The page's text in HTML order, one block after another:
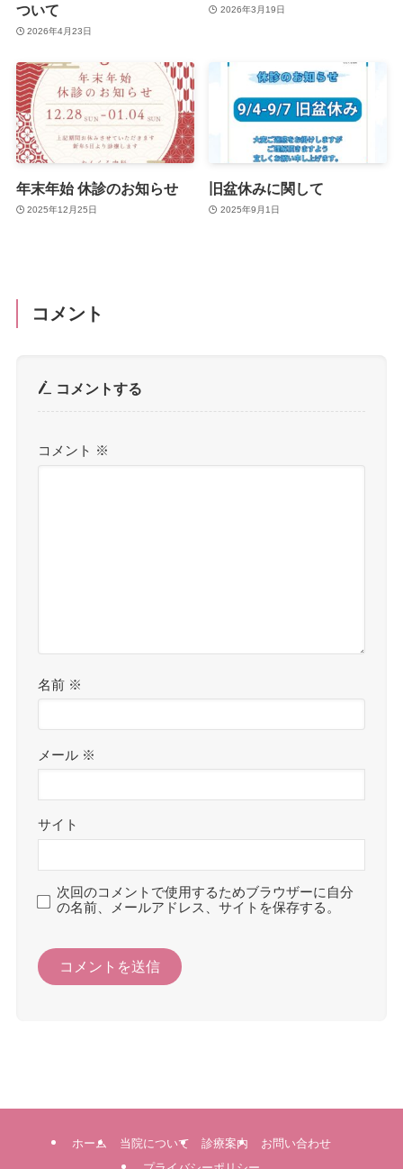
ついて
2026年4月23日
2026年3月19日
年末年始 休診のお知らせ
2025年12月25日
旧盆休みに関して
2025年9月1日
コメント
コメントする
コメント ※
名前 ※
メール ※
サイト
次回のコメントで使用するためブラウザーに自分
の名前、メールアドレス、サイトを保存する。
ホーム 当院について 診療案内
お問い合わせ